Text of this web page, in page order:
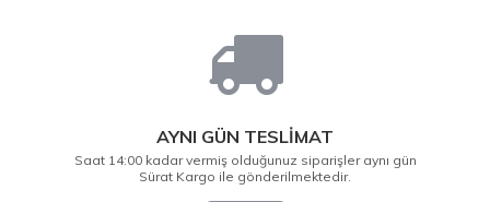
AYNI GÜN TESLİMAT
Saat 14:00 kadar vermiş olduğunuz siparişler aynı gün
Sürat Kargo ile gönderilmektedir.